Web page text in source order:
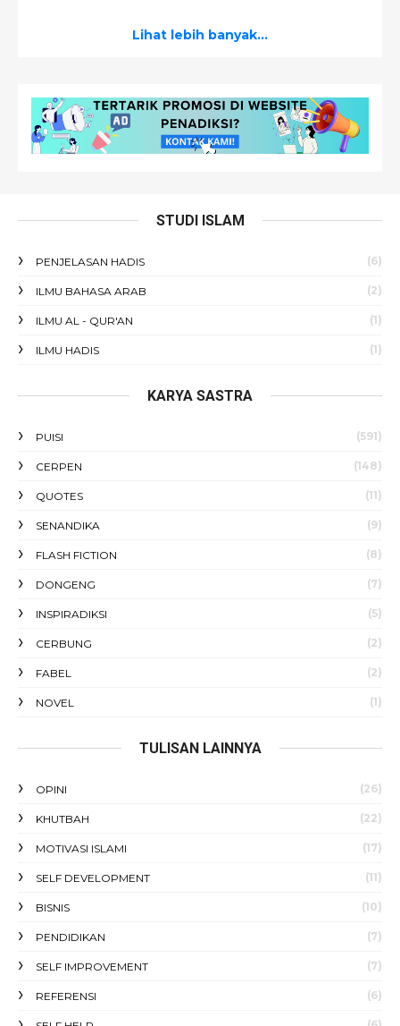
Lihat lebih banyak...
STUDI ISLAM
PENJELASAN HADIS (6)
ILMU BAHASA ARAB (2)
ILMU AL - QUR'AN (1)
ILMU HADIS (1)
KARYA SASTRA
PUISI (591)
CERPEN (148)
QUOTES (11)
SENANDIKA (9)
FLASH FICTION (8)
DONGENG (7)
INSPIRADIKSI (5)
CERBUNG (2)
FABEL (2)
NOVEL (1)
TULISAN LAINNYA
OPINI (26)
KHUTBAH (22)
MOTIVASI ISLAMI (17)
SELF DEVELOPMENT (11)
BISNIS (10)
PENDIDIKAN (7)
SELF IMPROVEMENT (7)
REFERENSI (6)